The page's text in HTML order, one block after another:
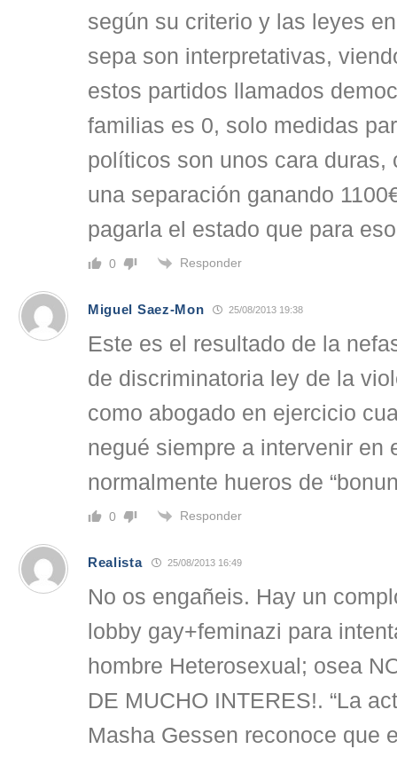
según su criterio y las leyes
sepa son interpretativas,
estos partidos llamados
familias es 0, solo medidas
políticos son unos cara duras,
una separación ganando
pagarla el estado que para
0 Responder
Miguel Saez-Mon 25/08/2013 19:38
Este es el resultado de la
de discriminatoria ley de la
como abogado en ejercicio
negué siempre a intervenir en
normalmente hueros de
0 Responder
Realista 25/08/2013 16:49
No os engañeis. Hay un
lobby gay+feminazi para
hombre Heterosexual; osea
DE MUCHO INTERES!. “La
Masha Gessen reconoce que